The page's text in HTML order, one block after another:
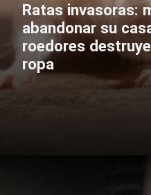
Ratas invasoras:
abandonar su
roedores
ropa